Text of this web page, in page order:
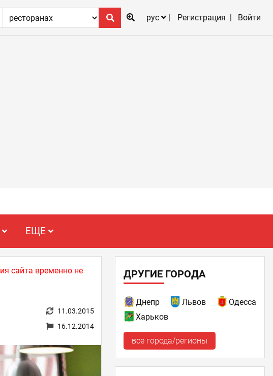
рус
Регистрация Войти
ЕЩЕ
сайта временно не
11.03.2015
16.12.2014
ДРУГИЕ ГОРОДА
Днепр Львов
Одесса
Харьков
все города/регионы